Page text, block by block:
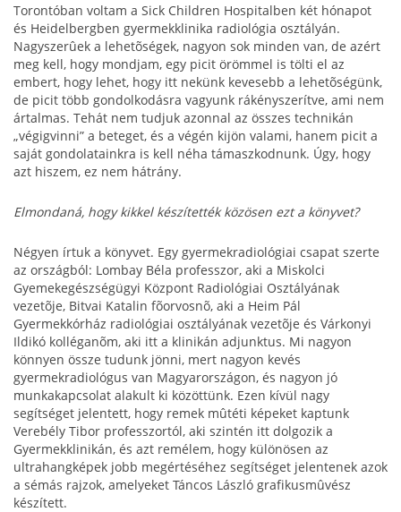
Torontóban voltam a Sick Children Hospitalben két hónapot
és Heidelbergben gyermekklinika radiológia osztályán.
Nagyszerûek a lehetõségek, nagyon sok minden van, de azért
meg kell, hogy mondjam, egy picit örömmel is tölti el az
embert, hogy lehet, hogy itt nekünk kevesebb a lehetõségünk,
de picit több gondolkodásra vagyunk rákényszerítve, ami nem
ártalmas. Tehát nem tudjuk azonnal az összes technikán
„végigvinni” a beteget, és a végén kijön valami, hanem picit a
saját gondolatainkra is kell néha támaszkodnunk. Úgy, hogy
azt hiszem, ez nem hátrány.
Elmondaná, hogy kikkel készítették közösen ezt a könyvet?
Négyen írtuk a könyvet. Egy gyermekradiológiai csapat szerte
az országból: Lombay Béla professzor, aki a Miskolci
Gyemekegészségügyi Központ Radiológiai Osztályának
vezetõje, Bitvai Katalin fõorvosnõ, aki a Heim Pál
Gyermekkórház radiológiai osztályának vezetõje és Várkonyi
Ildikó kolléganõm, aki itt a klinikán adjunktus. Mi nagyon
könnyen össze tudunk jönni, mert nagyon kevés
gyermekradiológus van Magyarországon, és nagyon jó
munkakapcsolat alakult ki közöttünk. Ezen kívül nagy
segítséget jelentett, hogy remek mûtéti képeket kaptunk
Verebély Tibor professzortól, aki szintén itt dolgozik a
Gyermekklinikán, és azt remélem, hogy különösen az
ultrahangképek jobb megértéséhez segítséget jelentenek azok
a sémás rajzok, amelyeket Táncos László grafikusmûvész
készített.